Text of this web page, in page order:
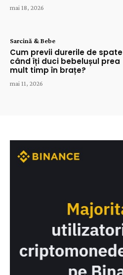
mai 18, 2026
Sarcină & Bebe
Cum previi durerile de spate
când îți duci bebelușul prea
mult timp în brațe?
mai 11, 2026